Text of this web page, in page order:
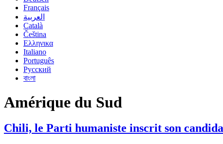
Français
العربية
Català
Čeština
Ελληνικα
Italiano
Português
Русский
বাংলা
Amérique du Sud
Chili, le Parti humaniste inscrit son